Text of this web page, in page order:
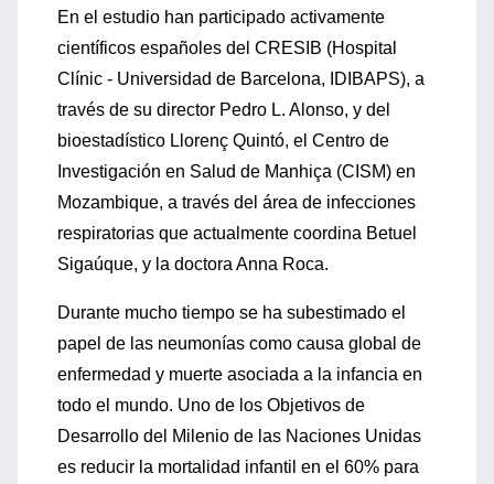
En el estudio han participado activamente
científicos españoles del CRESIB (Hospital
Clínic - Universidad de Barcelona, IDIBAPS), a
través de su director Pedro L. Alonso, y del
bioestadístico Llorenç Quintó, el Centro de
Investigación en Salud de Manhiça (CISM) en
Mozambique, a través del área de infecciones
respiratorias que actualmente coordina Betuel
Sigaúque, y la doctora Anna Roca.
Durante mucho tiempo se ha subestimado el
papel de las neumonías como causa global de
enfermedad y muerte asociada a la infancia en
todo el mundo. Uno de los Objetivos de
Desarrollo del Milenio de las Naciones Unidas
es reducir la mortalidad infantil en el 60% para